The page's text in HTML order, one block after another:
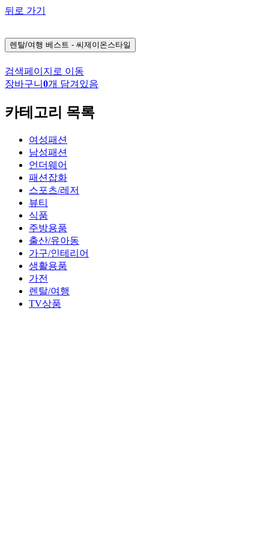
뒤로 가기
렌탈/여행 베스트 - 씨제이온스타일
검색페이지로 이동
장바구니 0개 담겨있음
카테고리 목록
여성패션
남성패션
언더웨어
패션잡화
스포츠/레저
뷰티
식품
주방용품
출산/유아동
가구/인테리어
생활용품
가전
렌탈/여행
TV상품